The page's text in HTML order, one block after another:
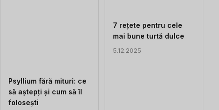
Psyllium fără mituri: ce
să aștepți și cum să îl
folosești
7 rețete pentru cele
mai bune turtă dulce
5.12.2025